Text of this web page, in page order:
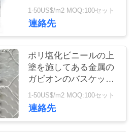
Hexagonal Mesh
1-50US$/m2 MOQ:100セット
連絡先
ポリ塩化ビニールの上
塗を施してある金属の
ガビオンのバスケット
の重い電流を通された
盛土の保護
1-50US$/m2 MOQ:100セット
連絡先